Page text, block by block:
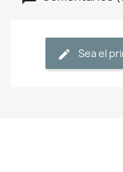
Sea el